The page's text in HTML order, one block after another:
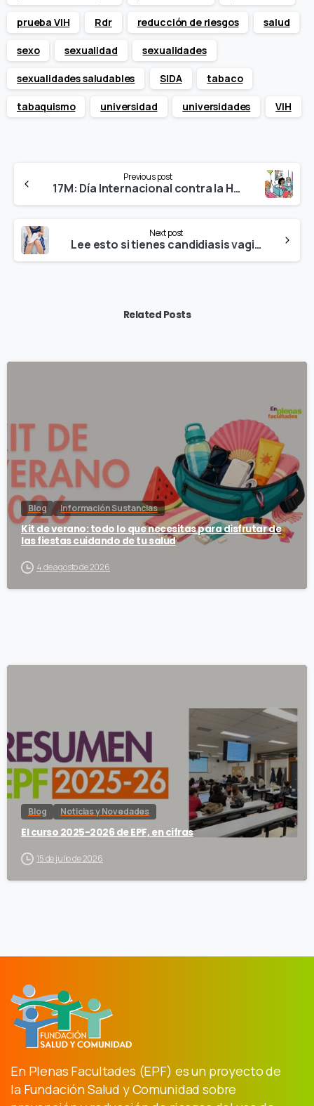
prueba VIH Rdr reducción de riesgos salud
sexo sexualidad sexualidades
sexualidades saludables SIDA tabaco
tabaquismo universidad universidades VIH
Reading
Previous post
17M: Día Internacional contra la Homofobia, la Transfobia y la Bifobia
Next post
Lee esto si tienes candidiasis vaginal cada dos por tres
Related Posts
Blog Información Sustancias
Kit de verano: todo lo que necesitas para disfrutar de
las fiestas cuidando de tu salud
4 de agosto de 2026
Blog Noticias y Novedades
El curso 2025-2026 de EPF, en cifras
15 de julio de 2026
En Plenas Facultades (EPF) es un proyecto de
la Fundación Salud y Comunidad sobre